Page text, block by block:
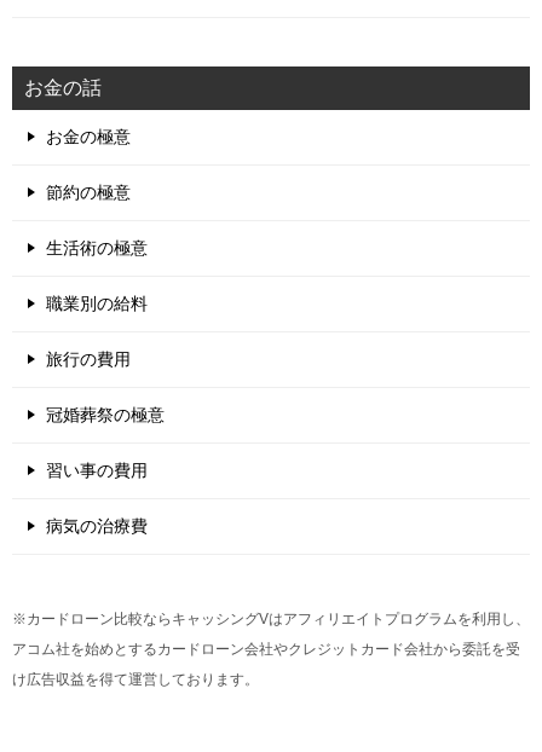
お金の話
お金の極意
節約の極意
生活術の極意
職業別の給料
旅行の費用
冠婚葬祭の極意
習い事の費用
病気の治療費
※カードローン比較ならキャッシングVはアフィリエイトプログラムを利用し、
アコム社を始めとするカードローン会社やクレジットカード会社から委託を受
け広告収益を得て運営しております。